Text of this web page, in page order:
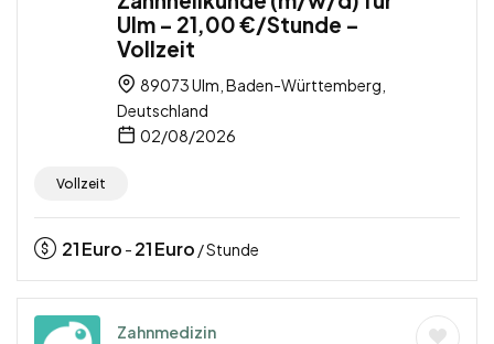
Ulm – 21,00 €/Stunde –
Vollzeit
89073 Ulm, Baden-Württemberg,
Deutschland
02/08/2026
Vollzeit
21Euro - 21Euro / Stunde
Zahnmedizin